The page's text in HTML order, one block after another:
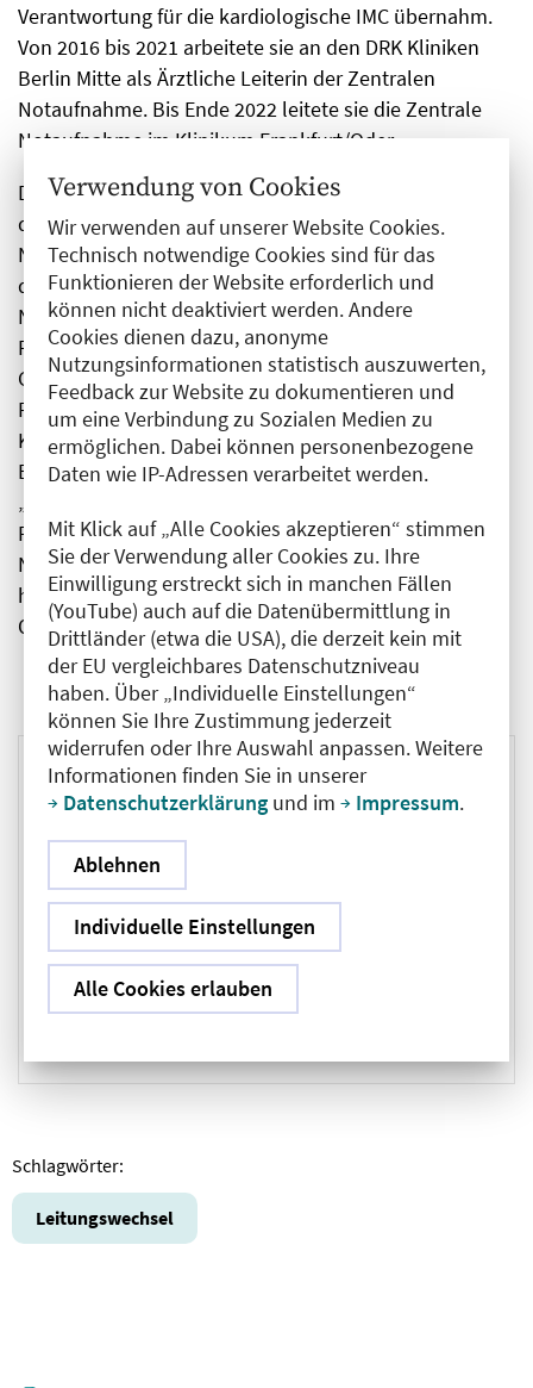
Verwendung von Cookies
Wir verwenden auf unserer Website Cookies.
Technisch notwendige Cookies sind für das
Funktionieren der Website erforderlich und
können nicht deaktiviert werden. Andere
Cookies dienen dazu, anonyme
Nutzungsinformationen statistisch auszuwerten,
Feedback zur Website zu dokumentieren und
um eine Verbindung zu Sozialen Medien zu
ermöglichen. Dabei können personenbezogene
Daten wie IP-Adressen verarbeitet werden.
Mit Klick auf „Alle Cookies akzeptieren“ stimmen
Sie der Verwendung aller Cookies zu. Ihre
Einwilligung erstreckt sich in manchen Fällen
(YouTube) auch auf die Datenübermittlung in
Drittländer (etwa die USA), die derzeit kein mit
der EU vergleichbares Datenschutzniveau
haben. Über „Individuelle Einstellungen“
können Sie Ihre Zustimmung jederzeit
widerrufen oder Ihre Auswahl anpassen. Weitere
Informationen finden Sie in unserer
Datenschutzerklärung und im Impressum.
Ablehnen
Individuelle Einstellungen
Alle Cookies erlauben
Verantwortung für die kardiologische IMC übernahm.
Von 2016 bis 2021 arbeitete sie an den DRK Kliniken
Berlin Mitte als Ärztliche Leiterin der Zentralen
Notaufnahme. Bis Ende 2022 leitete sie die Zentrale
Notaufnahme im Klinikum Frankfurt/Oder.
Die Fachärztin für Innere Medizin und Kardiologie mit
der Zusatzbezeichnung Klinische Akut- und
Notfallmedizin besitzt weitreichende Erfahrungen in
der strategischen Weiterentwicklung der Akut- und
Notfallmedizin mit einem Fokus auf
Patientensicherheit und Interdisziplinarität. Sie ist als
Gründungsmitglied der Landesgruppe ihrer
Fachgesellschaft und nicht zuletzt durch den
Katastrophenschutz in Berlin gut vernetzt.
Berufsbegleitend absolvierte Dr. von Arnim einen MBA
„Gesundheitsmanagement“ an der Universität
Potsdam und hält Qualifikationen als leitende
Notärztin, klinische Risikomanagerin,
hygienebeauftragte Ärztin und im ärztlichen
Qualitätsmanagement.
ALLE ARTIKEL
Leitungswechsel
Sie möchten weitere Beiträge der Reihe lesen?
Hier finden Sie alle Veröffentlichungen im
Überblick.
Leitungswechsel und neue Strukturen
Schlagwörter:
Leitungswechsel